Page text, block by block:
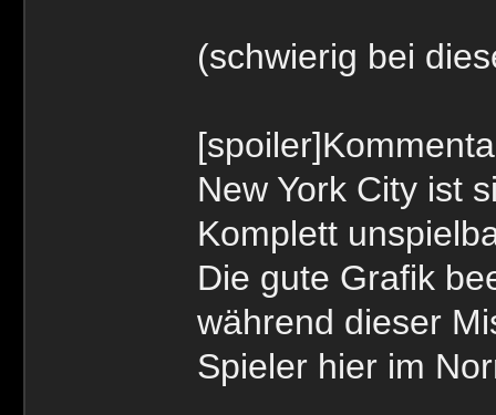
(schwierig bei
New York City ist
Komplett
Die gute Grafik
während dieser
Spieler hier im